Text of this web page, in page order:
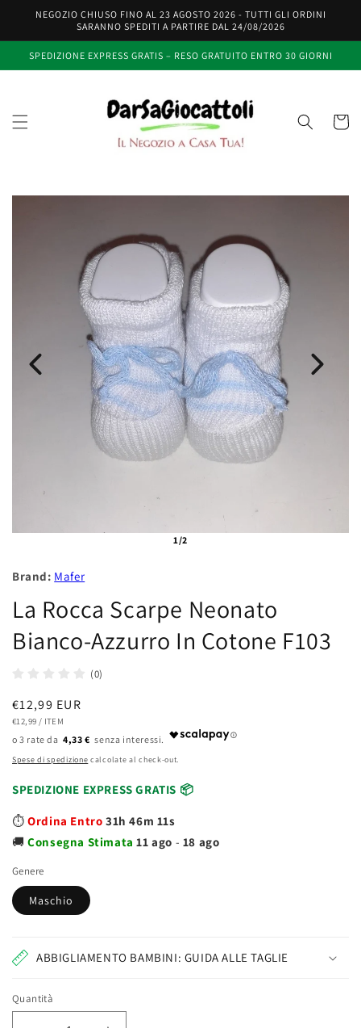
direttamente
ai contenuti
NEGOZIO CHIUSO FINO AL 23 AGOSTO 2026 - TUTTI GLI ORDINI
SARANNO SPEDITI A PARTIRE DAL 24/08/2026
SPEDIZIONE EXPRESS GRATIS – RESO GRATUITO ENTRO 30 GIORNI
Carrello
1/2
Brand: Mafer
La Rocca Scarpe Neonato
Bianco-Azzurro In Cotone F103
(0)
Prezzo
di
listino
€12,99 EUR
PREZZO
€12,99 / PER
ITEM
4,33 €
Spese di spedizione calcolate al check-out.
SPEDIZIONE EXPRESS GRATIS 📦
⏱️Ordina Entro 31h 46m 10s
🚚Consegna Stimata11 ago - 18 ago
Genere
Maschio
ABBIGLIAMENTO BAMBINI: GUIDA ALLE TAGLIE
Quantità